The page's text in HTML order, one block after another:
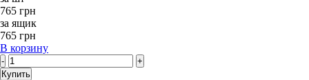
765 грн
за ящик
765 грн
В корзину
-
+
Купить